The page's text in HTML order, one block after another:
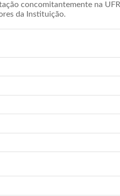
concomitantemente na
da Instituição.